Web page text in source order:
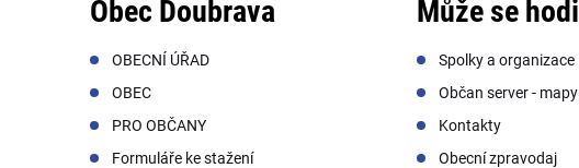
Obec Doubrava
OBECNÍ ÚŘAD
OBEC
PRO OBČANY
Formuláře ke stažení
Může se
Spolky a organizace
Občan server -
Kontakty
Obecní zpravodaj